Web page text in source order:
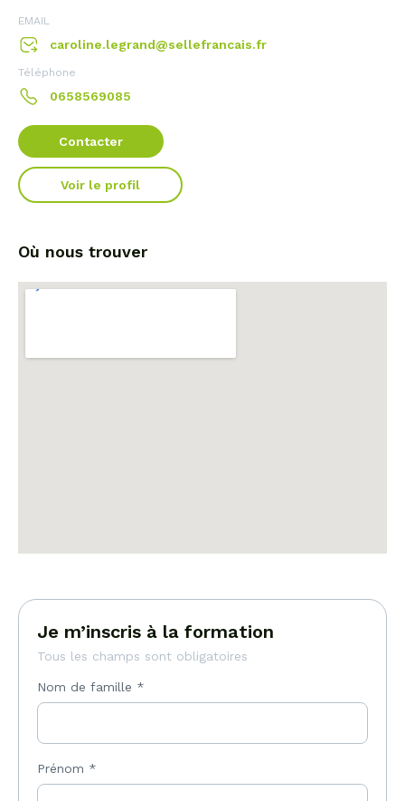
EMAIL
caroline.legrand@sellefrancais.fr
Téléphone
0658569085
Contacter
Voir le profil
Où nous trouver
Je m’inscris à la formation
Tous les champs sont obligatoires
Nom de famille *
Prénom *